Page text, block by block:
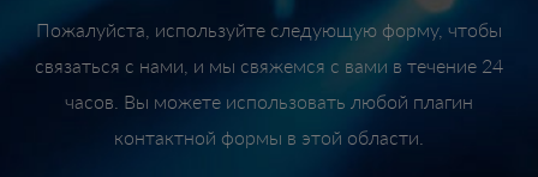
Пожалуйста, используйте следующую форму, чтобы
связаться с нами, и мы свяжемся с вами в течение 24
часов. Вы можете использовать любой плагин
контактной формы в этой области.